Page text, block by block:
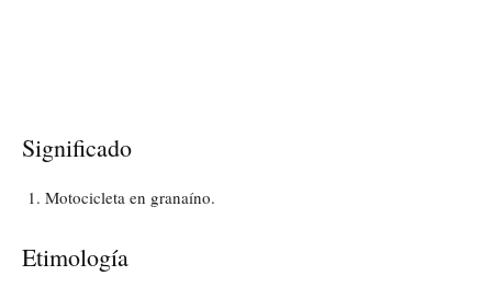
Significado
Motocicleta en granaíno.
Etimología